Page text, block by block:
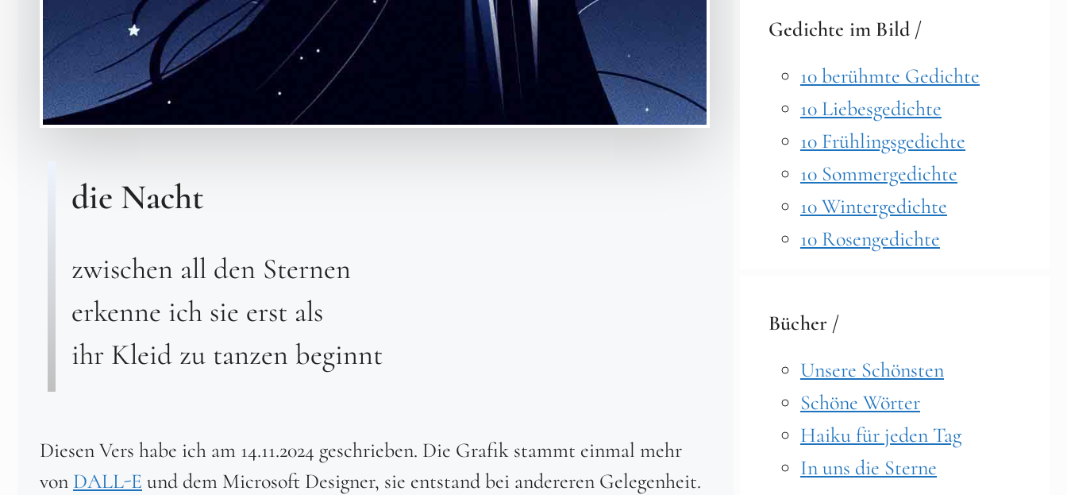
die Nacht
zwischen all den Sternen
erkenne ich sie erst als
ihr Kleid zu tanzen beginnt
Diesen Vers habe ich am 14.11.2024 geschrieben. Die Grafik stammt einmal mehr
von DALL-E und dem Microsoft Designer, sie entstand bei andereren Gelegenheit.
Gedichte im Bild /
10 berühmte Gedichte
10 Liebesgedichte
10 Frühlingsgedichte
10 Sommergedichte
10 Wintergedichte
10 Rosengedichte
Bücher /
Unsere Schönsten
Schöne Wörter
Haiku für jeden Tag
In uns die Sterne